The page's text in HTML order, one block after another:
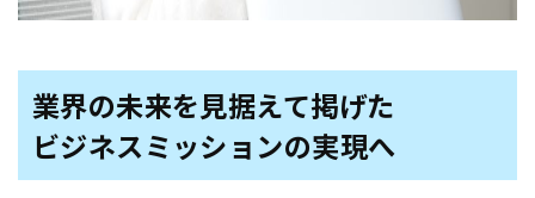
業界の未来を見据えて掲げた
ビジネスミッションの実現へ